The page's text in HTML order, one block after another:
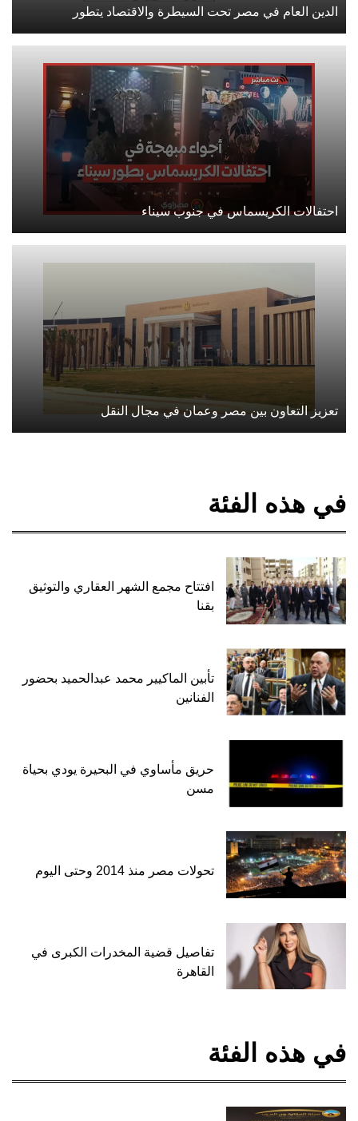
الدين العام في مصر تحت السيطرة والاقتصاد يتطور
احتفالات الكريسماس في جنوب سيناء
تعزيز التعاون بين مصر وعمان في مجال النقل
في هذه الفئة
افتتاح مجمع الشهر العقاري والتوثيق
بقنا
تأبين الماكيير محمد عبدالحميد بحضور
الفنانين
حريق مأساوي في البحيرة يودي بحياة
مسن
تحولات مصر منذ 2014 وحتى اليوم
تفاصيل قضية المخدرات الكبرى في
القاهرة
في هذه الفئة